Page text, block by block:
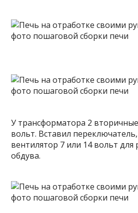
У трансформатора 2
вольт. Вставил
вентилятор 7 или 14 вольт для
обдува.